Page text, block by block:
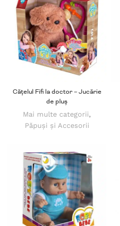
Cățelul Fifi la doctor – Jucărie
de pluș
Mai multe categorii,
Păpuși și Accesorii